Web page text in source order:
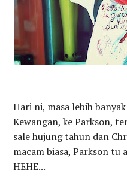
Hari ni, masa lebih
Kewangan, ke Parkson,
sale hujung tahun dan
macam biasa, Parkson
HEHE...